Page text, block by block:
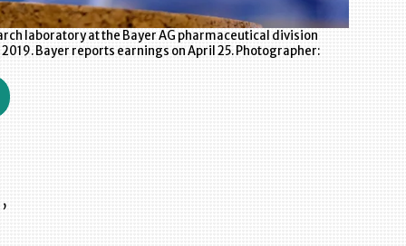
laboratory at the Bayer AG pharmaceutical division
Bayer reports earnings on April 25. Photographer: